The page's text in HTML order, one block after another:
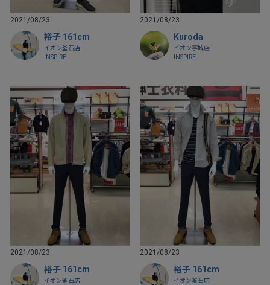
2021/08/23
裕子 161cm
イオン釜石店
INSPIRE
2021/08/23
Kuroda
イオン宇城店
INSPIRE
2021/08/23
裕子 161cm
イオン釜石店
2021/08/23
裕子 161cm
イオン釜石店